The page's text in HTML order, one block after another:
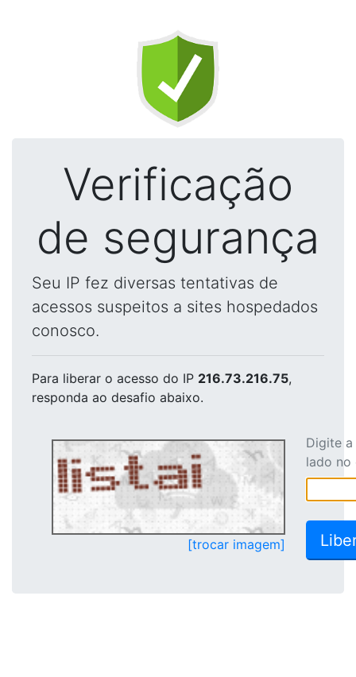
Verificação
de segurança
Seu IP fez diversas tentativas de
acessos suspeitos a sites hospedados
conosco.
Para liberar o acesso do IP 216.73.216.75,
responda ao desafio abaixo.
[trocar imagem]
Digite
lado no